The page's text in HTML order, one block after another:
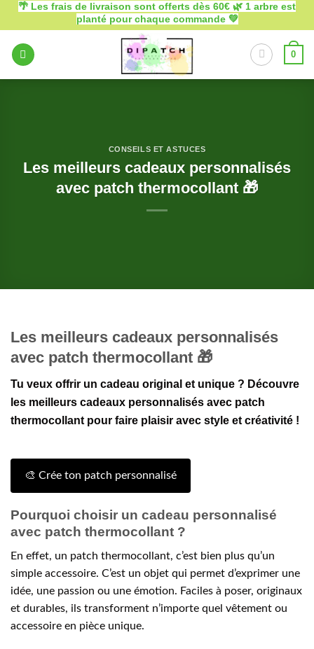
Passer
contenu
🌴 Les frais de livraison sont offerts dès 60€ 🌿 1 arbre est
planté pour chaque commande 💚
0
CONSEILS ET ASTUCES
Les meilleurs cadeaux personnalisés
avec patch thermocollant 🎁
Les meilleurs cadeaux personnalisés
avec patch thermocollant 🎁
Tu veux offrir un cadeau original et unique ? Découvre
les meilleurs cadeaux personnalisés avec patch
thermocollant pour faire plaisir avec style et créativité !
🎨 Crée ton patch personnalisé
Pourquoi choisir un cadeau personnalisé
avec patch thermocollant ?
En effet, un patch thermocollant, c’est bien plus qu’un
simple accessoire. C’est un objet qui permet d’exprimer une
idée, une passion ou une émotion. Faciles à poser, originaux
et durables, ils transforment n’importe quel vêtement ou
accessoire en pièce unique.